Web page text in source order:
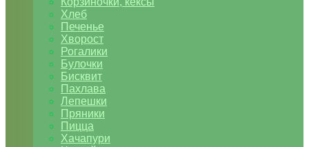
Хлеб
Печенье
Хворост
Рогалики
Булочки
Бисквит
Пахлава
Лепешки
Пряники
Пицца
Хачапури